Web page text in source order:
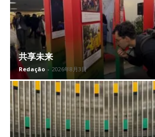
共享未来
Redação - 2026年8月3日